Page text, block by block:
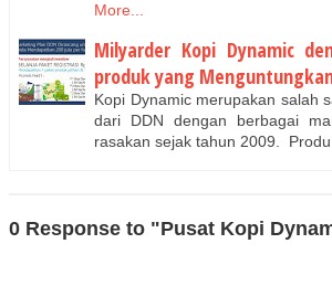
More...
Milyarder Kopi Dynamic
produk yang
Kopi Dynamic merupakan salah
dari DDN dengan berbagai
rasakan sejak tahun 2009.
0 Response to "Pusat Kopi